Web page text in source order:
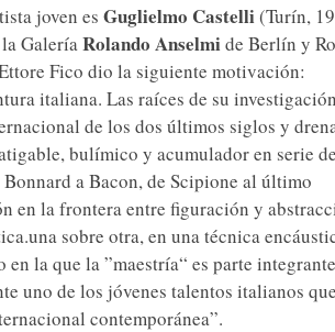
joven es Guglielmo Castelli(Turín,
GaleríaRolando Anselmide Berlín y
Fico dio la siguiente motivación:
italiana. Las raíces de su
de los dos últimos siglos y
bulímico y acumulador en serie
a Bacon, de Scipione al último
en la frontera entre figuración y
sobre otra, en una técnica
la que la ”maestría“ es parte
uno de los jóvenes talentos italianos que
contemporánea”.